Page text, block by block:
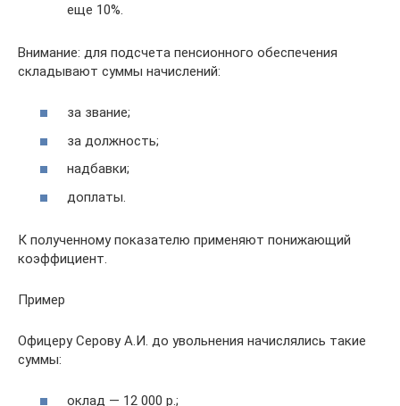
еще 10%.
Внимание: для подсчета пенсионного обеспечения
складывают суммы начислений:
за звание;
за должность;
надбавки;
доплаты.
К полученному показателю применяют понижающий
коэффициент.
Пример
Офицеру Серову А.И. до увольнения начислялись такие
суммы:
оклад — 12 000 р.;